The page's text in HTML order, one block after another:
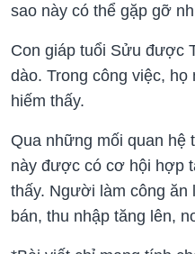
sao này có thể gặp gỡ
Con giáp tuổi Sửu được
dào. Trong công việc,
hiếm thấy.
Qua những mối quan hệ
này được có cơ hội hợp
thấy. Người làm công ăn
bán, thu nhập tăng lên,